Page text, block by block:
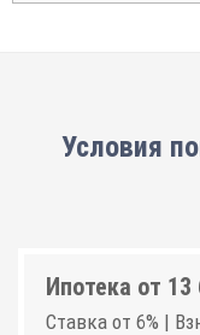
Условия
Ипотека от 13
Ставка от 6% |